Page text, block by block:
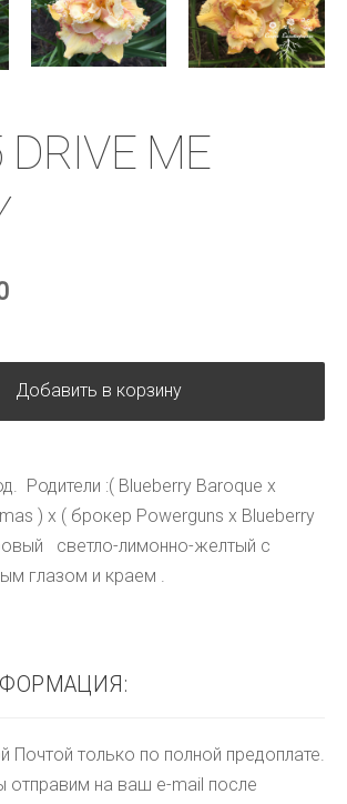
Почтой только по полной предоплате.
отправим на ваш e-mail после
ME
Добавить в корзину
) x ( брокер Powerguns x Blueberry
светло-лимонно-желтый с
глазом и краем .